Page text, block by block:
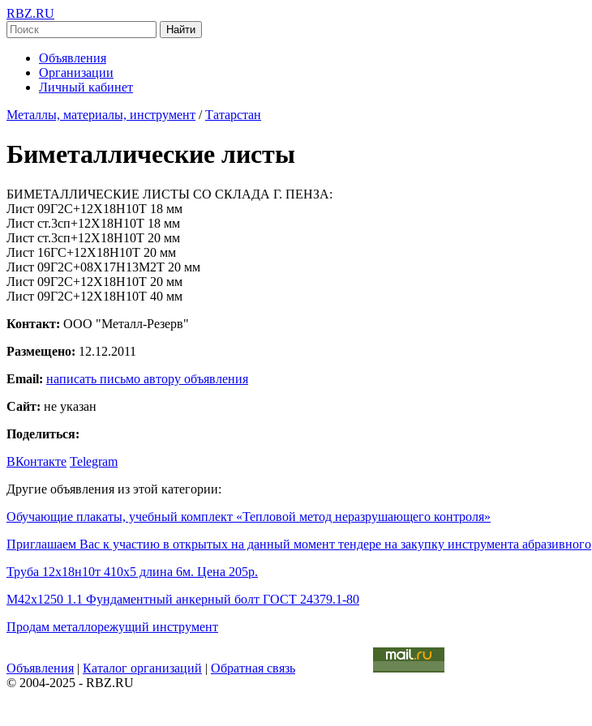
RBZ.RU
Найти
Объявления
Организации
Личный кабинет
Металлы, материалы, инструмент / Татарстан
Биметаллические листы
БИМЕТАЛЛИЧЕСКИЕ ЛИСТЫ СО СКЛАДА Г. ПЕНЗА:
Лист 09Г2С+12Х18Н10Т 18 мм
Лист ст.3сп+12Х18Н10Т 18 мм
Лист ст.3сп+12Х18Н10Т 20 мм
Лист 16ГС+12Х18Н10Т 20 мм
Лист 09Г2С+08Х17Н13М2Т 20 мм
Лист 09Г2С+12Х18Н10Т 20 мм
Лист 09Г2С+12Х18Н10Т 40 мм
Контакт: ООО "Металл-Резерв"
Размещено: 12.12.2011
Email: написать письмо автору объявления
Сайт: не указан
Поделиться:
ВКонтакте Telegram
Другие объявления из этой категории:
Обучающие плакаты, учебный комплект «Тепловой метод неразрушающего контроля»
Приглашаем Вас к участию в открытых на данный момент тендере на закупку инструмента абразивного
Труба 12х18н10т 410х5 длина 6м. Цена 205р.
М42х1250 1.1 Фундаментный анкерный болт ГОСТ 24379.1-80
Продам металлорежущий инструмент
Объявления | Каталог организаций | Обратная связь
© 2004-2025 - RBZ.RU